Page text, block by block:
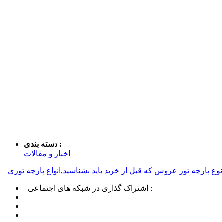
دسته بندی :
اخبار و مقالات
, انواع پارچه توری
اشتراک گذاری در شبکه های اجتماعی :